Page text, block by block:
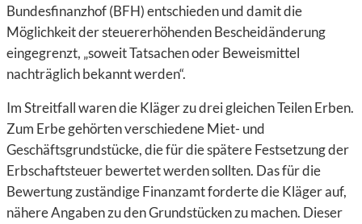
Bundesfinanzhof (BFH) entschieden und damit die
Möglichkeit der steuererhöhenden Bescheidänderung
eingegrenzt, „soweit Tatsachen oder Beweismittel
nachträglich bekannt werden“.
Im Streitfall waren die Kläger zu drei gleichen Teilen Erben.
Zum Erbe gehörten verschiedene Miet- und
Geschäftsgrundstücke, die für die spätere Festsetzung der
Erbschaftsteuer bewertet werden sollten. Das für die
Bewertung zuständige Finanzamt forderte die Kläger auf,
nähere Angaben zu den Grundstücken zu machen. Dieser